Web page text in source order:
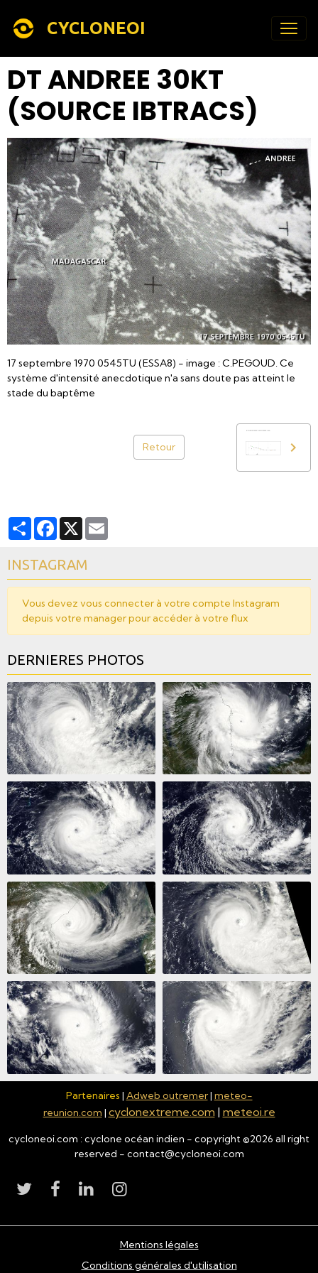
CYCLONEOI
DT ANDREE 30KT
(SOURCE IBTRACS)
17 septembre 1970 0545TU (ESSA8) - image : C.PEGOUD. Ce
système d'intensité anecdotique n'a sans doute pas atteint le
stade du baptême
Retour
PartagerFacebook
X
INSTAGRAM
Vous devez vous connecter à votre compte Instagram
depuis votre manager pour accéder à votre flux
DERNIERES PHOTOS
Partenaires | Adweb outremer| meteo-
reunion.com | cyclonextreme.com | meteoi.re
cycloneoi.com : cyclone océan indien - copyright ©2026 all right
reserved - contact@cycloneoi.com
Mentions légales
Conditions générales d'utilisation